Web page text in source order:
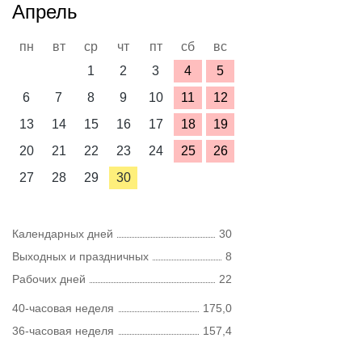
Апрель
пн вт ср чт пт сб
вс
1
2 3 4
5
6
7 8 9 10 11
12
13
14 15 16 17 18
19
20
21 22 23 24 25
26
27
28 29 30
Календарных дней
30
Выходных и праздничных
8
Рабочих дней
22
40-часовая неделя
175,0
36-часовая неделя
157,4